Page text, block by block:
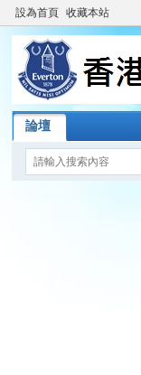
設為首頁 收藏本站
論壇